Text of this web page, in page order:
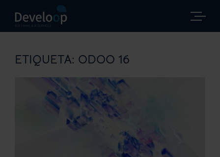
ETIQUETA: ODOO 16